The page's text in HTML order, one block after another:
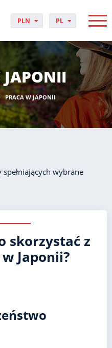
PLN
USD
CHF
DKK
NOK
SEK
HUF
PL
DA
DE
EN
ES
FR
HR
HU
PT
SV
JAPONII
PRACA W JAPONII
wybrane
skorzystać z
Japonii?